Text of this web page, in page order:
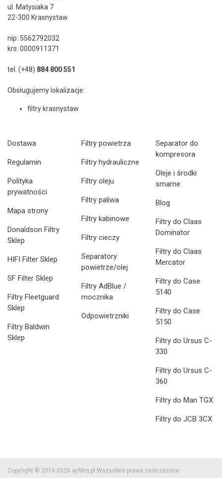
ul. Matysiaka 7
22-300 Krasnystaw
nip: 5562792032
krs: 0000911371
tel. (+48) 884 800 551
Obsługujemy lokalizacje:
filtry krasnystaw
Dostawa
Regulamin
Polityka
prywatności
Mapa strony
Donaldson Filtry
Sklep
HIFI Filter Sklep
SF Filter Sklep
Filtry Fleetguard
Sklep
Filtry Baldwin
Sklep
Filtry powietrza
Filtry hydrauliczne
Filtry oleju
Filtry paliwa
Filtry kabinowe
Filtry cieczy
Separatory
powietrze/olej
Filtry AdBlue /
mocznika
Odpowietrzniki
Separator do
kompresora
Oleje i środki
smarne
Blog
Filtry do Claas
Dominator
Filtry do Claas
Mercator
Filtry do Case
5140
Filtry do Case
5150
Filtry do Ursus C-
330
Filtry do Ursus C-
360
Filtry do Man TGX
Filtry do JCB 3CX
Copyright © 2016-2026 aj-filtry.pl Wszystkie prawa zastrzeżone.